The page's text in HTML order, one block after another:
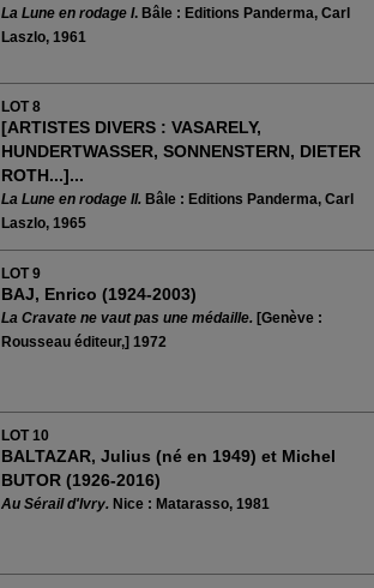
La Lune en rodage I. Bâle : Editions Panderma, Carl
Laszlo, 1961
LOT 8
[ARTISTES DIVERS : VASARELY,
HUNDERTWASSER, SONNENSTERN, DIETER
ROTH...]...
La Lune en rodage II. Bâle : Editions Panderma, Carl
Laszlo, 1965
LOT 9
BAJ, Enrico (1924-2003)
La Cravate ne vaut pas une médaille. [Genève :
Rousseau éditeur,] 1972
LOT 10
BALTAZAR, Julius (né en 1949) et Michel
BUTOR (1926-2016)
Au Sérail d'Ivry. Nice : Matarasso, 1981